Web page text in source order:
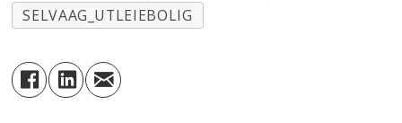
SELVAAG_UTLEIEBOLIG